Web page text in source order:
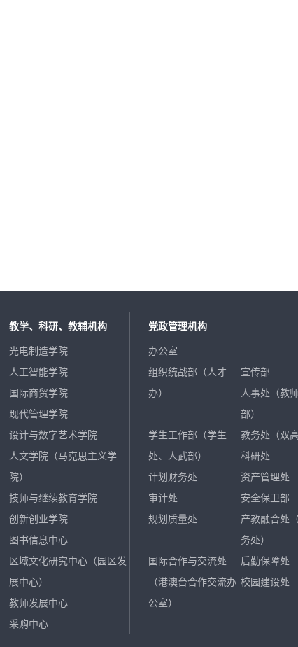
教学、科研、教辅机构
光电制造学院
人工智能学院
国际商贸学院
现代管理学院
设计与数字艺术学院
人文学院（马克思主义学
院）
技师与继续教育学院
创新创业学院
图书信息中心
区域文化研究中心（园区发
展中心）
教师发展中心
采购中心
党政管理机构
办公室
组织统战部（人才
办）
宣传部
人事处（教
部）
学生工作部（学生
处、人武部）
教务处（双高
科研处
计划财务处
资产管理处
审计处
安全保卫部
规划质量处
产教融合处
务处）
国际合作与交流处
（港澳台合作交流办
公室）
后勤保障处
校园建设处